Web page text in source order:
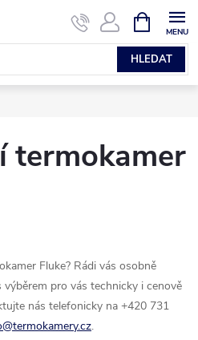
HLEDAT
NÁKUPNÍ
KOŠÍK
termokamer
Fluke? Rádi vás osobně
pro vás technicky i cenově
nás telefonicky na +420 731
.